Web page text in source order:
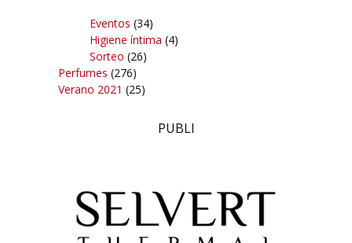
Eventos (34)
Higiene íntima (4)
Sorteo (26)
Perfumes (276)
Verano 2021 (25)
PUBLI